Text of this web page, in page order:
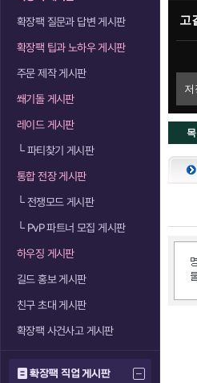
확장팩 질문과 답변 게시판
확장팩 팁과 노하우 게시판
주문 제작 게시판
쐐기돌 게시판
레이드 게시판
└파티찾기 게시판
통합 전장 게시판
└전쟁모드 게시판
└PvP 파트너 모집 게시판
하우징 게시판
길드 홍보 게시판
친구 초대 게시판
확장팩 사건사고 게시판
확장팩 직업 게시판
고
저